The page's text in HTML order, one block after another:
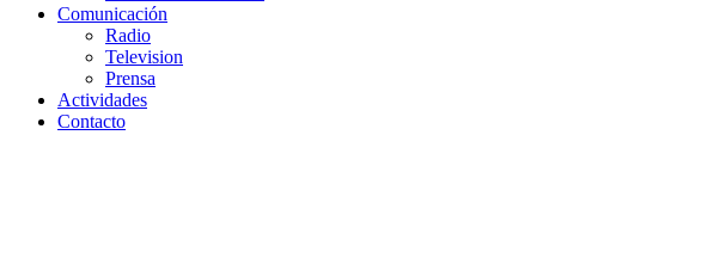
Comunicación
Radio
Television
Prensa
Actividades
Contacto